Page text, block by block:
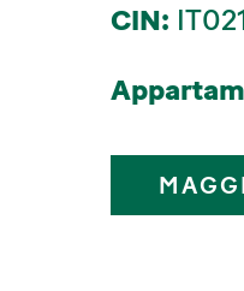
CIN: